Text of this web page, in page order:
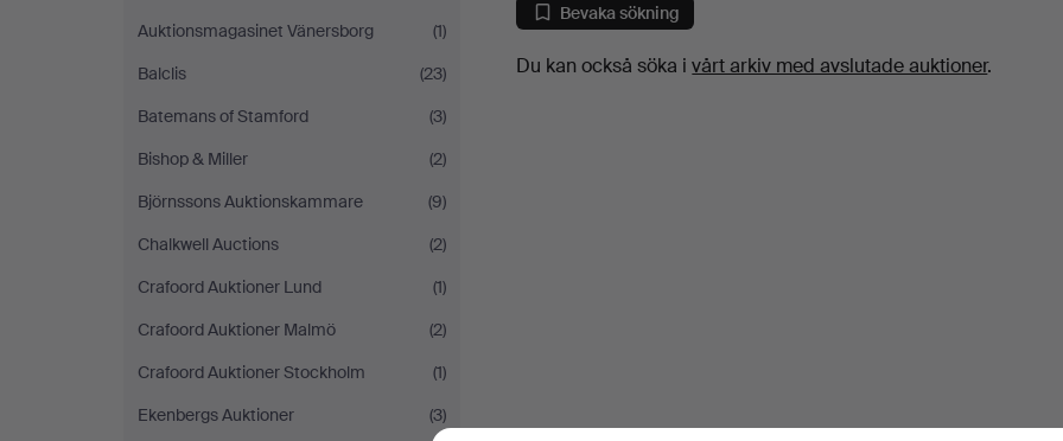
Auktionsmagasinet Vänersborg
(1)
Balclis
(23)
Batemans of Stamford
(3)
Bishop & Miller
(2)
Björnssons Auktionskammare
(9)
Chalkwell Auctions
(2)
Crafoord Auktioner Lund
(1)
Crafoord Auktioner Malmö
(2)
Crafoord Auktioner Stockholm
(1)
Ekenbergs Auktioner
(3)
Bevaka sökning
Du kan också söka ivårt arkiv med avslutade auktioner.